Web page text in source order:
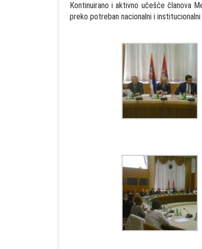
Kontinuirano i aktivno učešće članova
preko potreban nacionalni i